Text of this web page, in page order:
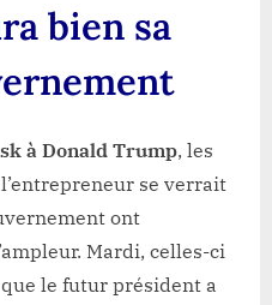
bien sa
à Donald Trump, les
se verrait
ont
Mardi, celles-ci
le futur président a